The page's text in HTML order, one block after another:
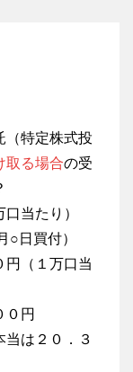
（特定株式投
取る場合の受
当たり）
○日買付）
円（１万口当
０円
当は２０．３